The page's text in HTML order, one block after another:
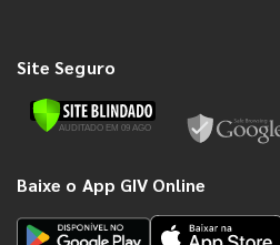
Site Seguro
Baixe o App GIV Online